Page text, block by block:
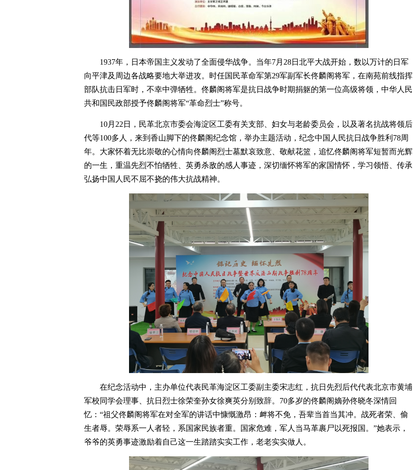
1937年，日本帝国主义发动了全面侵华战争。当年7月28日北平大战开始，数以万计的日军
向平津及周边各战略要地大举进攻。时任国民革命军第29军副军长佟麟阁将军，在南苑前线指挥
部队抗击日军时，不幸中弹牺牲。佟麟阁将军是抗日战争时期捐躯的第一位高级将领，中华人民
共和国民政部授予佟麟阁将军“革命烈士”称号。
10月22日，民革北京市委会海淀区工委有关支部、妇女与老龄委员会，以及著名抗战将领后
代等100多人，来到香山脚下的佟麟阁纪念馆，举办主题活动，纪念中国人民抗日战争胜利78周
年。大家怀着无比崇敬的心情向佟麟阁烈士墓默哀致意、敬献花篮，追忆佟麟阁将军短暂而光辉
的一生，重温先烈不怕牺牲、英勇杀敌的感人事迹，深切缅怀将军的家国情怀，学习领悟、传承
弘扬中国人民不屈不挠的伟大抗战精神。
在纪念活动中，主办单位代表民革海淀区工委副主委宋志红，抗日先烈后代代表北京市黄埔
军校同学会理事、抗日烈士徐荣奎孙女徐爽英分别致辞。70多岁的佟麟阁嫡孙佟晓冬深情回
忆：“祖父佟麟阁将军在对全军的讲话中慷慨激昂：衅将不免，吾辈当首当其冲。战死者荣、偷
生者辱。荣辱系一人者轻，系国家民族者重。国家危难，军人当马革裹尸以死报国。”她表示，
爷爷的英勇事迹激励着自己这一生踏踏实实工作，老老实实做人。